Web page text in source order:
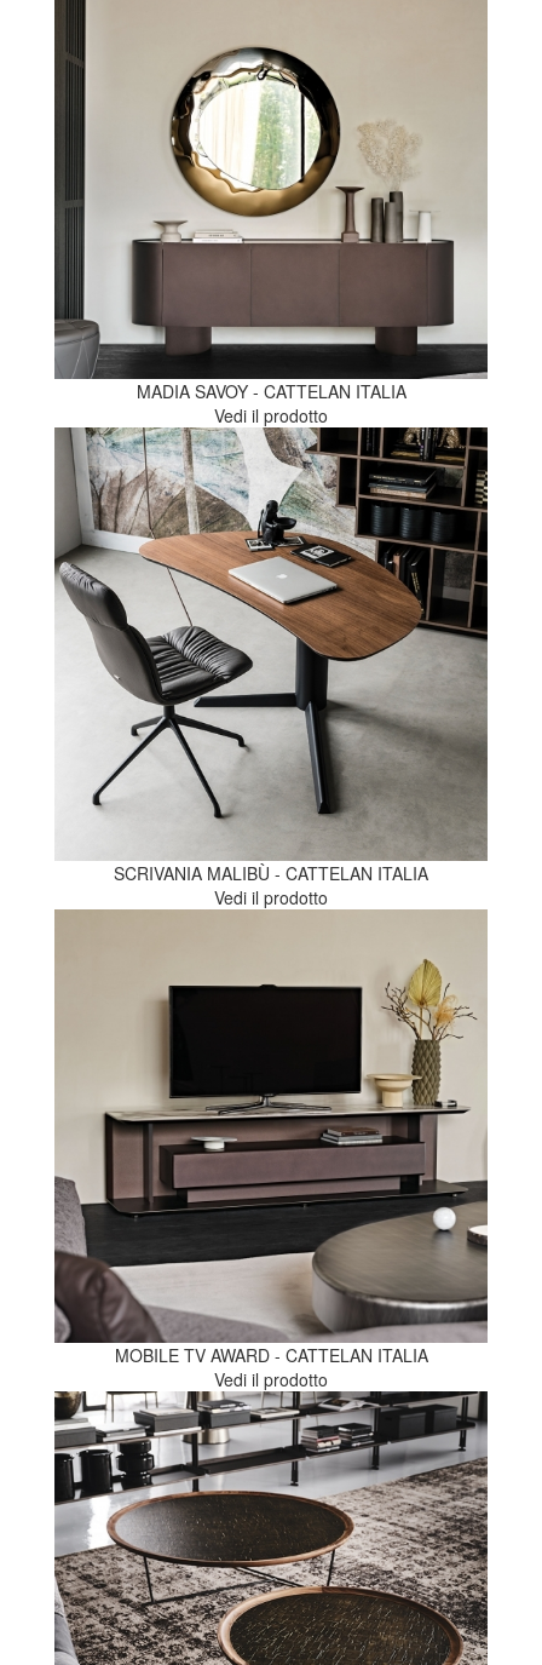
MADIA SAVOY - CATTELAN ITALIA
Vedi il prodotto
SCRIVANIA MALIBÙ - CATTELAN ITALIA
Vedi il prodotto
MOBILE TV AWARD - CATTELAN ITALIA
Vedi il prodotto